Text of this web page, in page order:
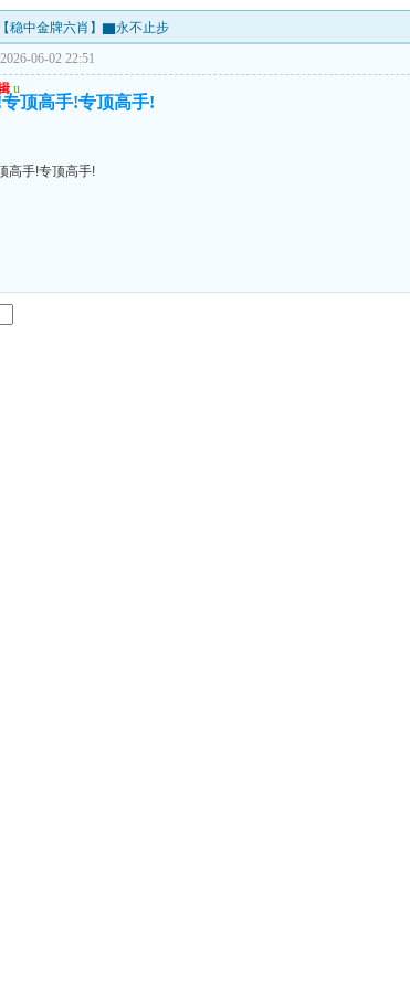
稳中金牌六肖】▇永不止步
06-02 22:51
u
顶高手!专顶高手!
高手!专顶高手!